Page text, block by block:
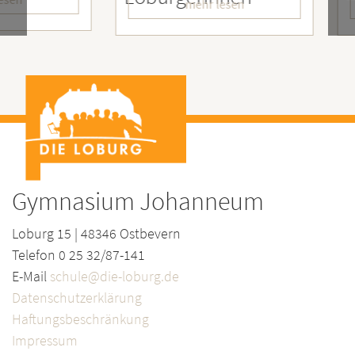
mehr lesen
Gymnasium Johanneum
Loburg 15 | 48346 Ostbevern
Telefon 0 25 32/87-141
E-Mail schule@die-loburg.de
Datenschutzerklärung
Haftungsbeschränkung
Impressum